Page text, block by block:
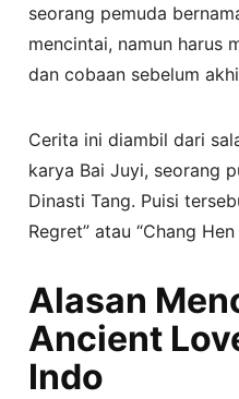
seorang pemuda
mencintai, namun harus
dan cobaan sebelum
Cerita ini diambil dari
karya Bai Juyi, seorang
Dinasti Tang. Puisi
Regret” atau “Chang
Alasan
Ancient
Indo